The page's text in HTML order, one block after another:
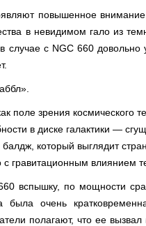
повышенное
в невидимом гало из
с NGC 660
поле зрения космического
в диске галактики —
который выглядит
гравитационным влиянием
вспышку, по мощности
очень
полагают, что ее